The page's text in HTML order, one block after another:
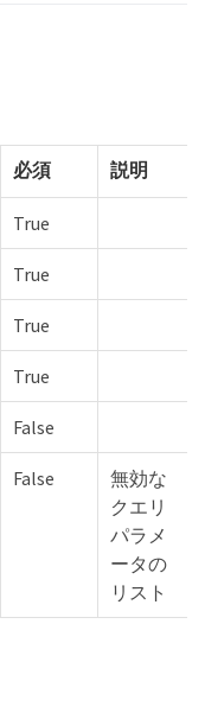
必須 説明
True
True
True
True
False
False
無効な
クエリ
パラメ
ータの
リスト